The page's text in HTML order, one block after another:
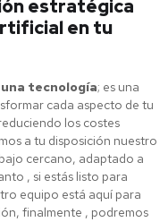
estratégica
en tu
tecnología; es una
cada aspecto de tu
los costes
a tu disposición nuestro
cercano, adaptado a
, si estás listo para
equipo está aquí para
finalmente , podremos